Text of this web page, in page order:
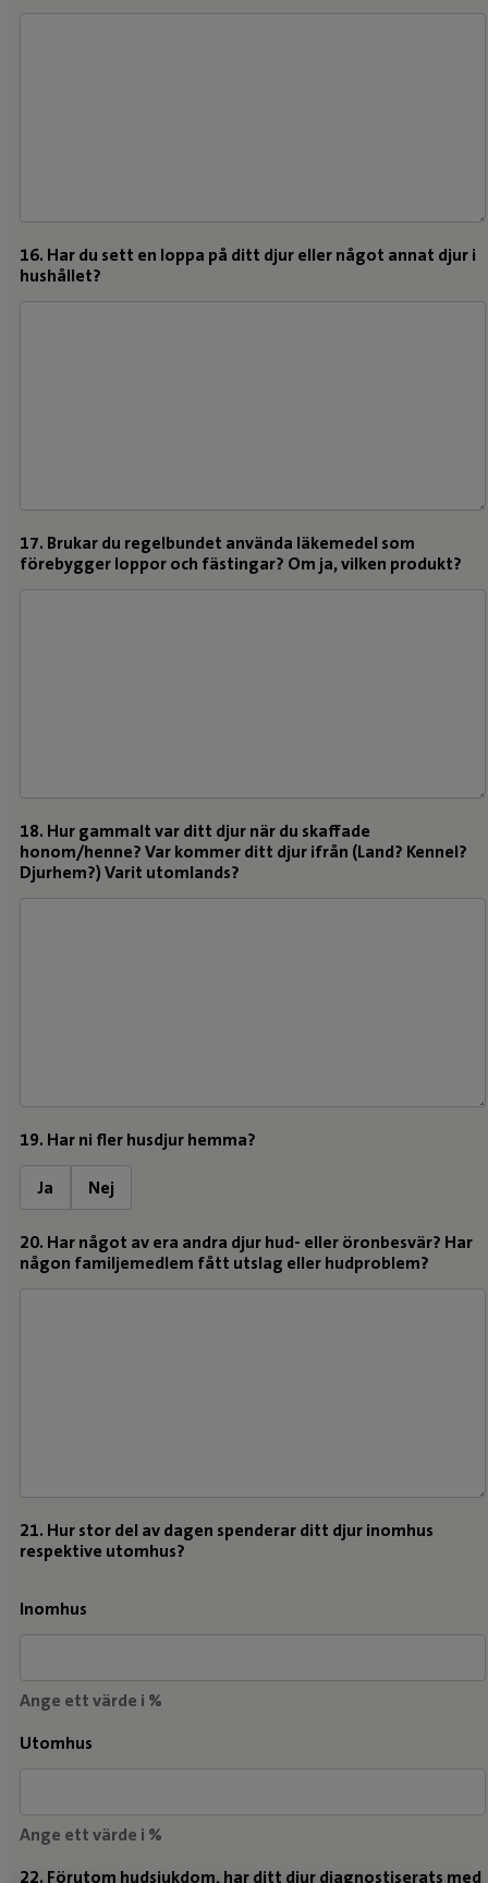
16. Har du sett en loppa på ditt djur eller något annat djur i
hushållet?
17. Brukar du regelbundet använda läkemedel som
förebygger loppor och fästingar? Om ja, vilken produkt?
18. Hur gammalt var ditt djur när du skaffade
honom/henne? Var kommer ditt djur ifrån (Land? Kennel?
Djurhem?) Varit utomlands?
19. Har ni fler husdjur hemma?
Ja Nej
20. Har något av era andra djur hud- eller öronbesvär? Har
någon familjemedlem fått utslag eller hudproblem?
21. Hur stor del av dagen spenderar ditt djur inomhus
respektive utomhus?
Inomhus
Ange ett värde i %
Utomhus
Ange ett värde i %
22. Förutom hudsjukdom, har ditt djur diagnostiserats med